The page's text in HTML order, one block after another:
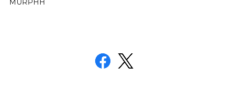
MURPHH